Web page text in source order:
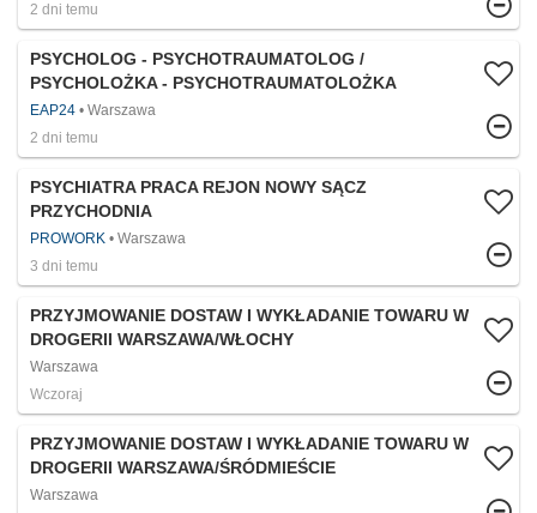
2 dni temu
PSYCHOLOG - PSYCHOTRAUMATOLOG /
PSYCHOLOŻKA - PSYCHOTRAUMATOLOŻKA
EAP24
Warszawa
2 dni temu
PSYCHIATRA PRACA REJON NOWY SĄCZ
PRZYCHODNIA
PROWORK
Warszawa
3 dni temu
PRZYJMOWANIE DOSTAW I WYKŁADANIE TOWARU W
DROGERII WARSZAWA/WŁOCHY
Warszawa
Wczoraj
PRZYJMOWANIE DOSTAW I WYKŁADANIE TOWARU W
DROGERII WARSZAWA/ŚRÓDMIEŚCIE
Warszawa